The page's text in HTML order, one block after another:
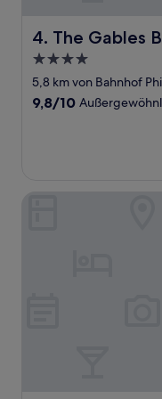
4. The Gables
The Gables B&B
4.0-
Sterne-
Unterkunft
5,8 km von Bahnhof
9.8
9,8/10